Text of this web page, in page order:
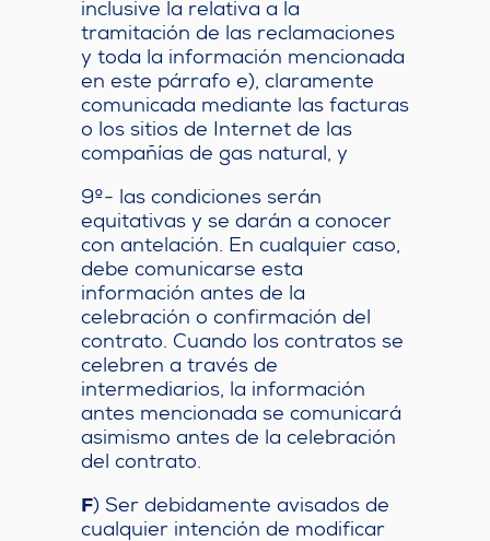
inclusive la relativa a la
tramitación de las reclamaciones
y toda la información mencionada
en este párrafo e), claramente
comunicada mediante las facturas
o los sitios de Internet de las
compañías de gas natural, y
9º- las condiciones serán
equitativas y se darán a conocer
con antelación. En cualquier caso,
debe comunicarse esta
información antes de la
celebración o confirmación del
contrato. Cuando los contratos se
celebren a través de
intermediarios, la información
antes mencionada se comunicará
asimismo antes de la celebración
del contrato.
F) Ser debidamente avisados de
cualquier intención de modificar